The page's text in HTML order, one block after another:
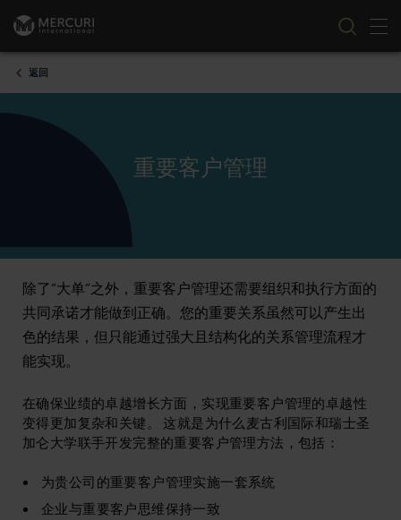
跳到内容
切
返回
重要客户管理
除了“大单”之外，重要客户管理还需要组织和执行方面的
共同承诺才能做到正确。您的重要关系虽然可以产生出
色的结果，但只能通过强大且结构化的关系管理流程才
能实现。
在确保业绩的卓越增长方面，实现重要客户管理的卓越性
变得更加复杂和关键。 这就是为什么麦古利国际和瑞士圣
加仑大学联手开发完整的重要客户管理方法，包括：
为贵公司的重要客户管理实施一套系统
企业与重要客户思维保持一致